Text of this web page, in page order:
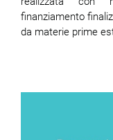
finanziamento
da materie prime